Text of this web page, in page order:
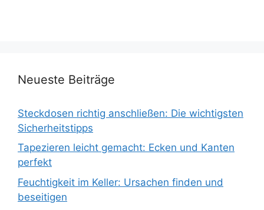
Neueste Beiträge
Steckdosen richtig anschließen: Die wichtigsten
Sicherheitstipps
Tapezieren leicht gemacht: Ecken und Kanten
perfekt
Feuchtigkeit im Keller: Ursachen finden und
beseitigen